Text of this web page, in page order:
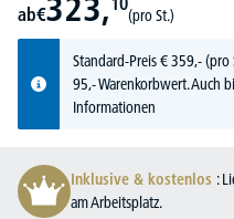
ab€323, (pro St.)
Standard-Preis€359,-(pro
95,- Warenkorbwert. Auch
Informationen
Inklusive & kostenlos :
am Arbeitsplatz.